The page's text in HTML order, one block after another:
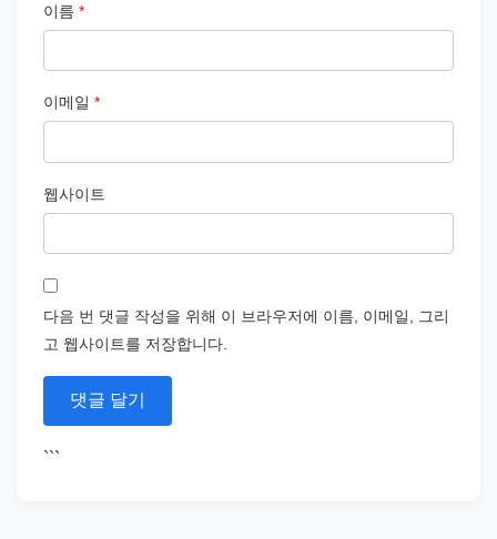
이름 *
이메일 *
웹사이트
다음 번 댓글 작성을 위해 이 브라우저에 이름, 이메일, 그리
고 웹사이트를 저장합니다.
```